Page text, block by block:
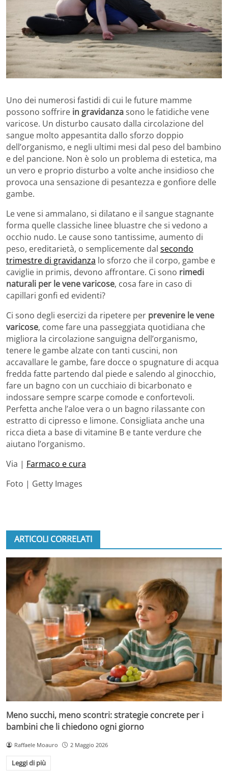
Uno dei numerosi fastidi di cui le future mamme
possono soffrire in gravidanzasono le fatidiche vene
varicose. Un disturbo causato dalla circolazione del
sangue molto appesantita dallo sforzo doppio
dell’organismo, e negli ultimi mesi dal peso del bambino
e del pancione. Non è solo un problema di estetica, ma
un vero e proprio disturbo a volte anche insidioso che
provoca una sensazione di pesantezza e gonfiore delle
gambe.
Le vene si ammalano, si dilatano e il sangue stagnante
forma quelle classiche linee bluastre che si vedono a
occhio nudo. Le cause sono tantissime, aumento di
peso, ereditarietà, o semplicemente dal secondo
trimestre di gravidanza lo sforzo che il corpo, gambe e
caviglie in primis, devono affrontare. Ci sono rimedi
naturali per le vene varicose, cosa fare in caso di
capillari gonfi ed evidenti?
Ci sono degli esercizi da ripetere per prevenire le vene
varicose, come fare una passeggiata quotidiana che
migliora la circolazione sanguigna dell’organismo,
tenere le gambe alzate con tanti cuscini, non
accavallare le gambe, fare docce o spugnature di acqua
fredda fatte partendo dal piede e salendo al ginocchio,
fare un bagno con un cucchiaio di bicarbonato e
indossare sempre scarpe comode e confortevoli.
Perfetta anche l’aloe vera o un bagno rilassante con
estratto di cipresso e limone. Consigliata anche una
ricca dieta a base di vitamine B e tante verdure che
aiutano l’organismo.
Via | Farmaco e cura
Foto | Getty Images
ARTICOLI CORRELATI
Meno succhi, meno scontri: strategie concrete per i
bambini che li chiedono ogni giorno
Raffaele Moauro 2 Maggio 2026
Leggi di più